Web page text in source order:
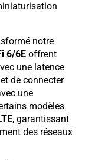
notre
6/6E offrent
une latence
de connecter
une
modèles
, garantissant
des réseaux